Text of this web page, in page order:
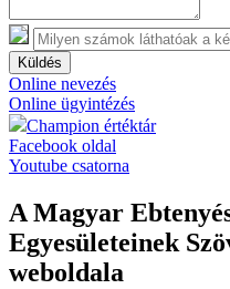
Küldés
Online nevezés
Online ügyintézés
Champion értéktár
Facebook oldal
Youtube csatorna
A Magyar
Egyesületeinek
weboldala